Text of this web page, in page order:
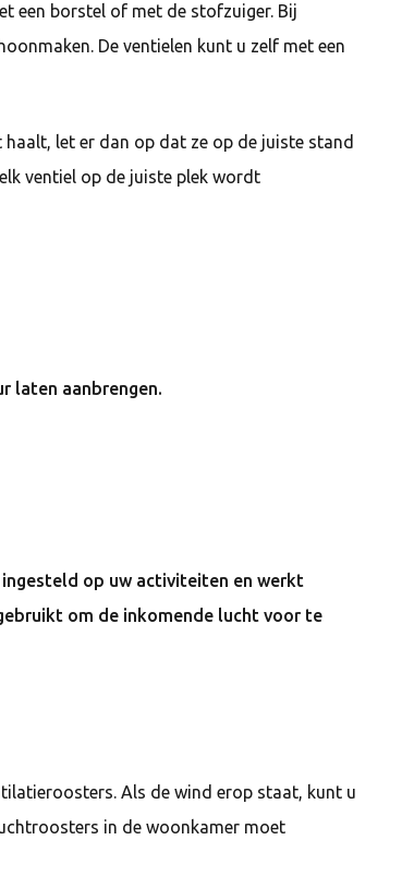
een borstel of met de stofzuiger. Bij
De ventielen kunt u zelf met een
let er dan op dat ze op de juiste stand
ventiel op de juiste plek wordt
laten aanbrengen.
op uw activiteiten en werkt
om de inkomende lucht voor te
Als de wind erop staat, kunt u
in de woonkamer moet